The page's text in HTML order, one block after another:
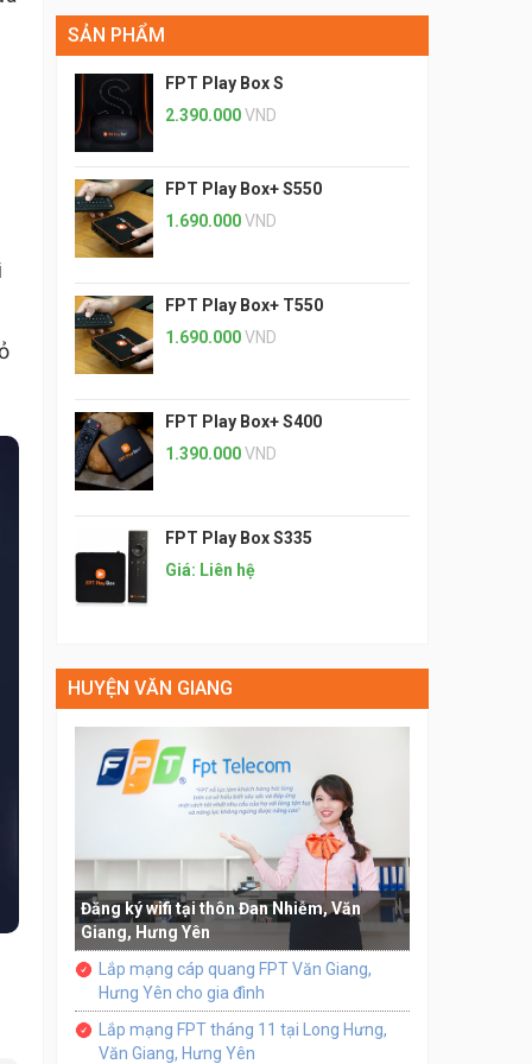
SẢN PHẨM
FPT Play Box S
2.390.000VND
FPT Play Box+ S550
1.690.000VND
FPT Play Box+ T550
1.690.000VND
FPT Play Box+ S400
1.390.000VND
FPT Play Box S335
Giá: Liên hệ
HUYỆN VĂN GIANG
Đăng ký wifi tại thôn Đan Nhiễm, Văn
Giang, Hưng Yên
Lắp mạng cáp quang FPT Văn Giang,
Hưng Yên cho gia đình
Lắp mạng FPT tháng 11 tại Long Hưng,
Văn Giang, Hưng Yên